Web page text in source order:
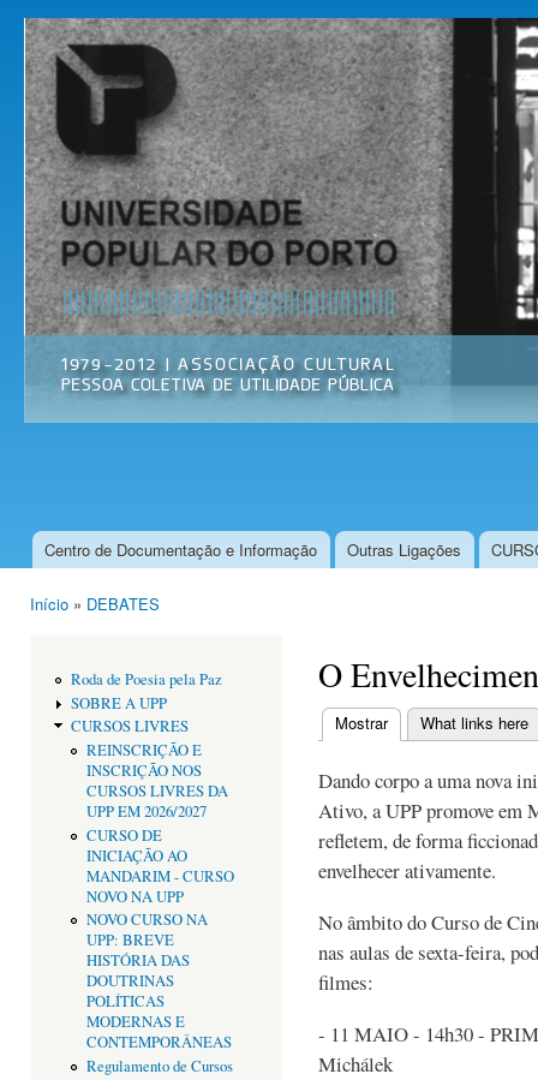
Universidade
Popular do
Porto
Associação
Cultural
Menu principal
Centro de Documentação e Informação Outras Ligações
Início » DEBATES
Roda de Poesia pela Paz
SOBRE A UPP
CURSOS LIVRES
REINSCRIÇÃO E
INSCRIÇÃO NOS
CURSOS LIVRES DA
UPP EM 2026/2027
CURSO DE
INICIAÇÃO AO
MANDARIM - CURSO
NOVO NA UPP
NOVO CURSO NA
UPP: BREVE
HISTÓRIA DAS
DOUTRINAS
POLÍTICAS
MODERNAS E
CONTEMPORÂNEAS
Regulamento de Cursos
O
Separadores
Mostrar(separador ativo)
What links here
Dando corpo a uma nova
Ativo, a UPP promove em
refletem, de forma
envelhecer ativamente.
No âmbito do Curso de
nas aulas de sexta-feira,
filmes:
- 11 MAIO - 14h30 -
Michálek